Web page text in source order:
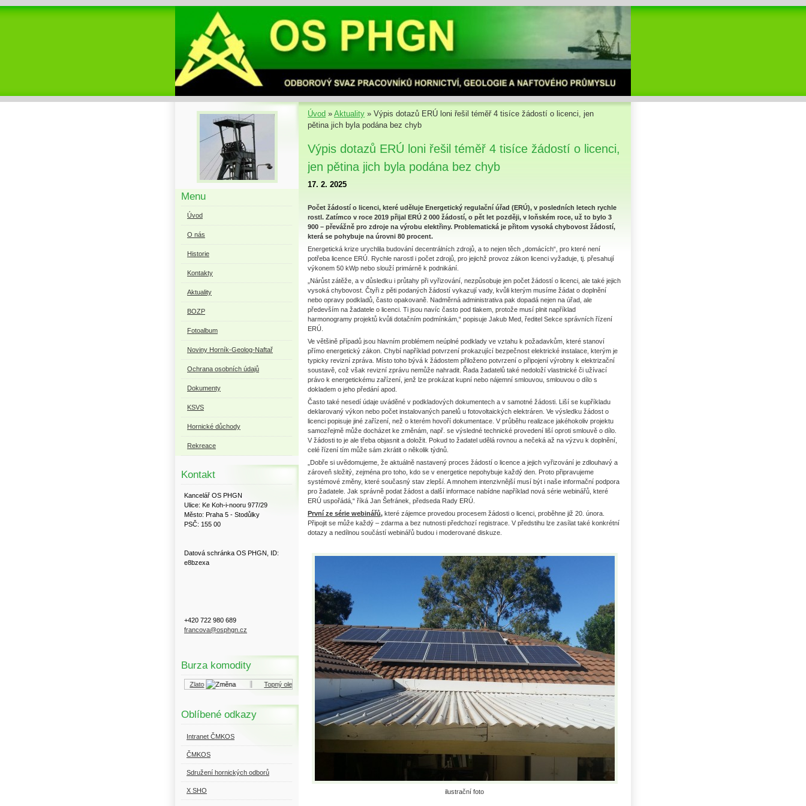
Úvod » Aktuality » Výpis dotazů ERÚ loni řešil téměř 4 tisíce žádostí o licenci, jen
pětina jich byla podána bez chyb
Výpis dotazů ERÚ loni řešil téměř 4 tisíce žádostí o licenci,
jen pětina jich byla podána bez chyb
17. 2. 2025
Počet žádostí o licenci, které uděluje Energetický regulační úřad (ERÚ), v posledních letech rychle
rostl. Zatímco v roce 2019 přijal ERÚ 2 000 žádostí, o pět let později, v loňském roce, už to bylo 3
900 – převážně pro zdroje na výrobu elektřiny. Problematická je přitom vysoká chybovost žádostí,
která se pohybuje na úrovni 80 procent.
Energetická krize urychlila budování decentrálních zdrojů, a to nejen těch „domácích“, pro které není
potřeba licence ERÚ. Rychle narostl i počet zdrojů, pro jejichž provoz zákon licenci vyžaduje, tj. přesahují
výkonem 50 kWp nebo slouží primárně k podnikání.
„Nárůst zátěže, a v důsledku i průtahy při vyřizování, nezpůsobuje jen počet žádostí o licenci, ale také jejich
vysoká chybovost. Čtyři z pěti podaných žádostí vykazují vady, kvůli kterým musíme žádat o doplnění
nebo opravy podkladů, často opakovaně. Nadměrná administrativa pak dopadá nejen na úřad, ale
především na žadatele o licenci. Ti jsou navíc často pod tlakem, protože musí plnit například
harmonogramy projektů kvůli dotačním podmínkám,“ popisuje Jakub Med, ředitel Sekce správních řízení
ERÚ.
Ve většině případů jsou hlavním problémem neúplné podklady ve vztahu k požadavkům, které stanoví
přímo energetický zákon. Chybí například potvrzení prokazující bezpečnost elektrické instalace, kterým je
typicky revizní zpráva. Místo toho bývá k žádostem přiloženo potvrzení o připojení výrobny k elektrizační
soustavě, což však revizní zprávu nemůže nahradit. Řada žadatelů také nedoloží vlastnické či užívací
právo k energetickému zařízení, jenž lze prokázat kupní nebo nájemní smlouvou, smlouvou o dílo s
dokladem o jeho předání apod.
Často také nesedí údaje uváděné v podkladových dokumentech a v samotné žádosti. Liší se kupříkladu
deklarovaný výkon nebo počet instalovaných panelů u fotovoltaických elektráren. Ve výsledku žádost o
licenci popisuje jiné zařízení, než o kterém hovoří dokumentace. V průběhu realizace jakéhokoliv projektu
samozřejmě může docházet ke změnám, např. se výsledné technické provedení liší oproti smlouvě o dílo.
V žádosti to je ale třeba objasnit a doložit. Pokud to žadatel udělá rovnou a nečeká až na výzvu k doplnění,
celé řízení tím může sám zkrátit o několik týdnů.
„Dobře si uvědomujeme, že aktuálně nastavený proces žádostí o licence a jejich vyřizování je zdlouhavý a
zároveň složitý, zejména pro toho, kdo se v energetice nepohybuje každý den. Proto připravujeme
systémové změny, které současný stav zlepší. A mnohem intenzivnější musí být i naše informační podpora
pro žadatele. Jak správně podat žádost a další informace nabídne například nová série webinářů, které
ERÚ uspořádá,“ říká Jan Šefránek, předseda Rady ERÚ.
První ze série webinářů, které zájemce provedou procesem žádosti o licenci, proběhne již 20. února.
Připojit se může každý – zdarma a bez nutnosti předchozí registrace. V předstihu lze zasílat také konkrétní
dotazy a nedílnou součástí webinářů budou i moderované diskuze.
ilustrační foto
Menu
Úvod
O nás
Historie
Kontakty
Aktuality
BOZP
Fotoalbum
Noviny Horník-Geolog-Naftař
Ochrana osobních údajů
Dokumenty
KSVS
Hornické důchody
Rekreace
Kontakt
Kancelář OS PHGN
Ulice: Ke Koh-i-nooru 977/29
Město: Praha 5 - Stodůlky
PSČ: 155 00
Datová schránka OS PHGN, ID:
e8bzexa
+420 722 980 689
francova@osphgn.cz
Burza komodity
Zlato Topný olej Motorová nafta Uhlí US index
Oblíbené odkazy
Intranet ČMKOS
ČMKOS
Sdružení hornických odborů
X SHO